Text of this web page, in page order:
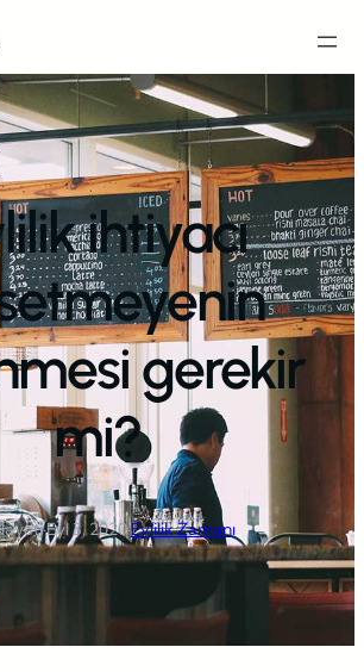
ihtiyacı
gerekir
mi?
·Eyl 3, 2020·Evlilik Zamanı